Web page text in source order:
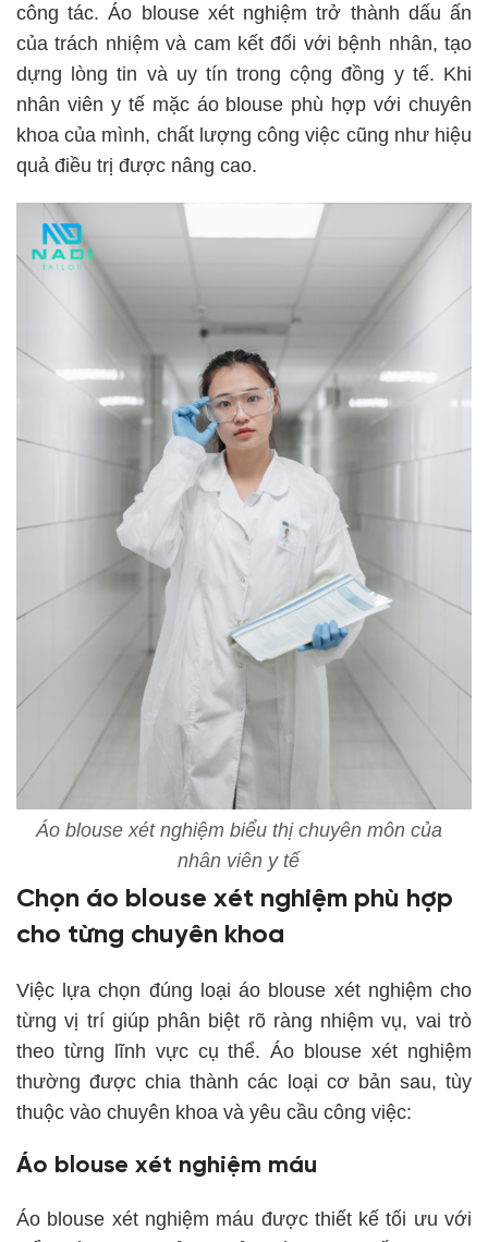
công tác. Áo blouse xét nghiệm trở thành dấu ấn
của trách nhiệm và cam kết đối với bệnh nhân, tạo
dựng lòng tin và uy tín trong cộng đồng y tế. Khi
nhân viên y tế mặc áo blouse phù hợp với chuyên
khoa của mình, chất lượng công việc cũng như hiệu
quả điều trị được nâng cao.
Áo blouse xét nghiệm biểu thị chuyên môn của
nhân viên y tế
Chọn áo blouse xét nghiệm phù hợp
cho từng chuyên khoa
Việc lựa chọn đúng loại áo blouse xét nghiệm cho
từng vị trí giúp phân biệt rõ ràng nhiệm vụ, vai trò
theo từng lĩnh vực cụ thể. Áo blouse xét nghiệm
thường được chia thành các loại cơ bản sau, tùy
thuộc vào chuyên khoa và yêu cầu công việc:
Áo blouse xét nghiệm máu
Áo blouse xét nghiệm máu được thiết kế tối ưu với